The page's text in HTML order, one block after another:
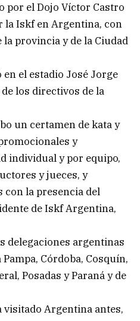
por el Dojo Víctor Castro
la Iskf en Argentina, con
la provincia y de la Ciudad
el estadio José Jorge
los directivos de la
un certamen de kata y
y
individual y por equipo,
y jueces, y
con la presencia del
de Iskf Argentina,
delegaciones argentinas
Córdoba, Cosquín,
Posadas y Paraná y de
Argentina antes,